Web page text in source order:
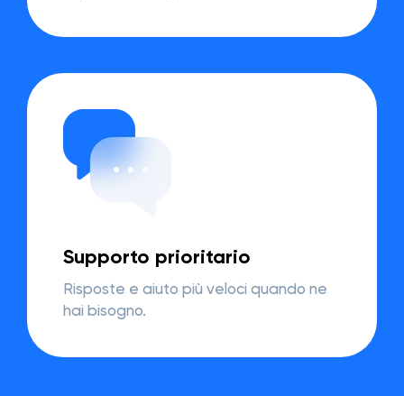
Supporto prioritario
Risposte e aiuto più veloci quando ne
hai bisogno.